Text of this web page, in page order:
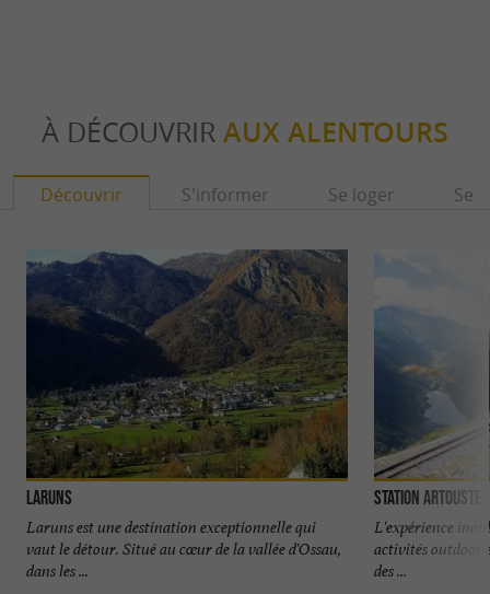
À DÉCOUVRIR AUX ALENTOURS
Découvrir S'informer Se loger Se
Laruns
Laruns est une destination exceptionnelle qui
vaut le détour. Situé au cœur de la vallée d'Ossau,
dans les ...
Station Artouste
L'expérience
activités outdoor
des ...